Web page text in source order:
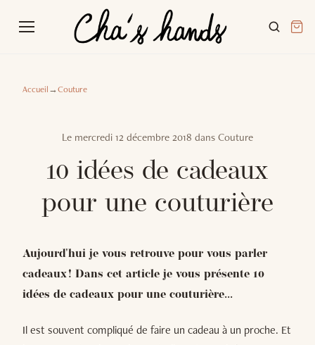
Accueil→Couture
Le mercredi 12 décembre 2018 dans Couture
10 idées de cadeaux
pour une couturière
Aujourd'hui je vous retrouve pour vous parler
cadeaux ! Dans cet article je vous présente 10
idées de cadeaux pour une couturière...
Il est souvent compliqué de faire un cadeau à un proche. Et